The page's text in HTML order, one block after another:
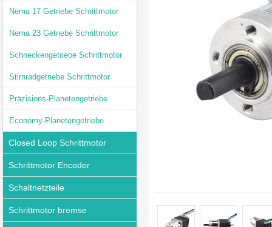
Nema 17 Getriebe Schrittmotor
Nema 23 Getriebe Schrittmotor
Schneckengetriebe Schrittmotor
Stirnradgetriebe Schrittmotor
Präzisions-Planetengetriebe
Economy-Planetengetriebe
Closed Loop Schrittmotor
Schrittmotor Encoder
Schaltnetzteile
Schrittmotor bremse